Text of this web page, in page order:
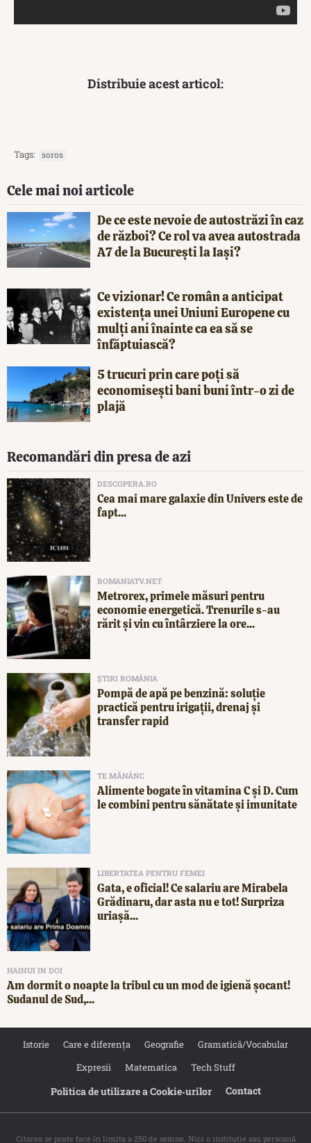
Distribuie acest articol:
Tags: soros
Cele mai noi articole
De ce este nevoie de autostrăzi în caz
de război? Ce rol va avea autostrada
A7 de la București la Iași?
Ce vizionar! Ce român a anticipat
existența unei Uniuni Europene cu
mulți ani înainte ca ea să se
înfăptuiască?
5 trucuri prin care poți să
economisești bani buni într-o zi de
plajă
Recomandări din presa de azi
DESCOPERA.RO
Cea mai mare galaxie din Univers este de
fapt...
ROMANIATV.NET
Metrorex, primele măsuri pentru
economie energetică. Trenurile s-au
rărit și vin cu întârziere la ore...
ȘTIRI ROMÂNIA
Pompă de apă pe benzină: soluție
practică pentru irigații, drenaj și
transfer rapid
TE MĂNÂNC
Alimente bogate în vitamina C și D. Cum
le combini pentru sănătate și imunitate
LIBERTATEA PENTRU FEMEI
Gata, e oficial! Ce salariu are Mirabela
Grădinaru, dar asta nu e tot! Surpriza
uriașă...
HAIHUI IN DOI
Am dormit o noapte la tribul cu un mod de igienă șocant!
Sudanul de Sud,...
Istorie Care e diferența Geografie
Gramatică/Vocabular
Expresii
Matematica Tech Stuff
Politica de utilizare a Cookie‐urilor Contact
Citarea se poate face în limita a 250 de semne. Nici o instituţie sau persoană